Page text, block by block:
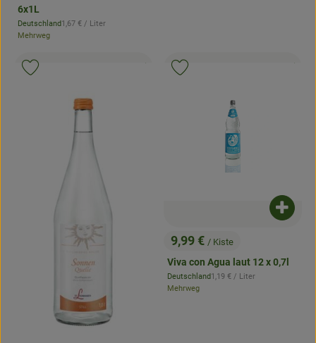
6x1L
, Herkunft:
Deutschland, Referenzpreis:
1,67 € / Liter
Mehrweg
, Preis:
9,99 € / Kiste
Viva con Agua laut 12 x 0,7l
, Herkunft:
Deutschland, Referenzpreis:
1,19 € / Liter
Mehrweg
,